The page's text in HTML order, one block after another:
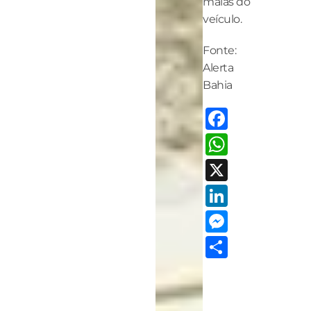
veículo.
Fonte:
Alerta
Bahia